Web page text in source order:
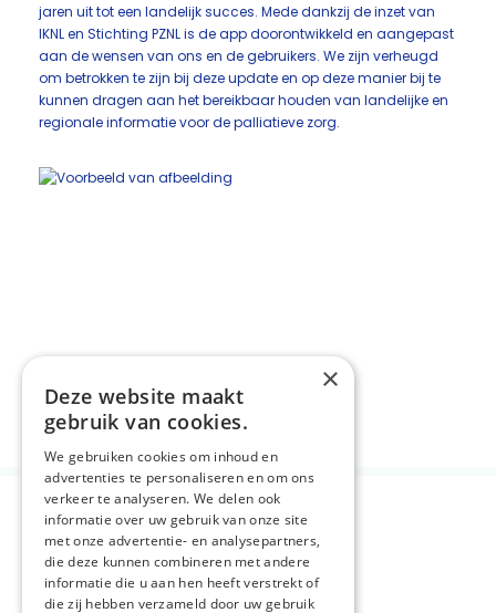
jaren uit tot een landelijk succes. Mede dankzij de inzet van
IKNL en Stichting PZNL is de app doorontwikkeld en aangepast
aan de wensen van ons en de gebruikers. We zijn verheugd
om betrokken te zijn bij deze update en op deze manier bij te
kunnen dragen aan het bereikbaar houden van landelijke en
regionale informatie voor de palliatieve zorg.
Deel deze pagina:
×
Deze website maakt
gebruik van cookies.
We gebruiken cookies om inhoud en
advertenties te personaliseren en om ons
verkeer te analyseren. We delen ook
informatie over uw gebruik van onze site
met onze advertentie- en analysepartners,
die deze kunnen combineren met andere
informatie die u aan hen heeft verstrekt of
die zij hebben verzameld door uw gebruik